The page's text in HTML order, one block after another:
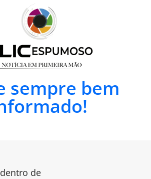
sempre bem
de